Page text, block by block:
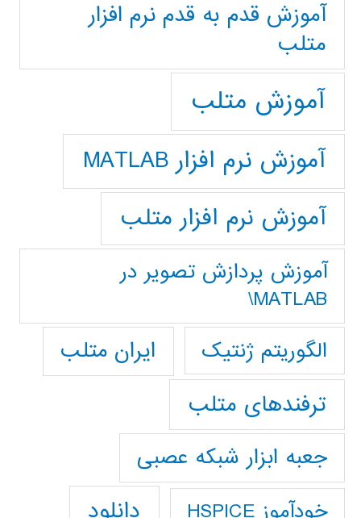
آموزش قدم به قدم نرم افزار
متلب
آموزش متلب
آموزش نرم افزار MATLAB
آموزش نرم افزار متلب
آموزش پردازش تصوير در
MATLAB\
الگوریتم ژنتیک
ایران متلب
ترفندهای متلب
جعبه ابزار شبکه عصبی
خودآموز HSPICE